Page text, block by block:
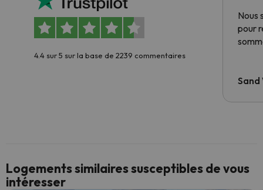
4.4 sur 5 sur la base de 2239 commentaires
Nous
pour
Sand
Logements similaires susceptibles de vous
intéresser